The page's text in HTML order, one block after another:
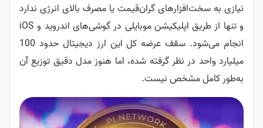
نیازی به سخت‌افزارهای گران‌قیمت یا مصرف بالای انرژی ندارد
و تنها از طریق اپلیکیشن موبایلی در گوشی‌های اندروید و iOS
انجام می‌شود. سقف عرضه کل این ارز دیجیتال حدود 100
میلیارد واحد در نظر گرفته شده، اما هنوز مدل دقیق توزیع آن
به‌طور کامل مشخص نیست.